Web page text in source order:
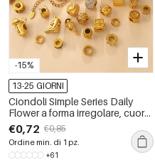
-15%
13-25 GIORNI
Ciondoli Simple Series Daily
Flower a forma irregolare, cuore
e corona, in acciaio inossidabile
impermeabile color oro.
€0,72 €0,85
Ordine min. di 1 pz.
+61